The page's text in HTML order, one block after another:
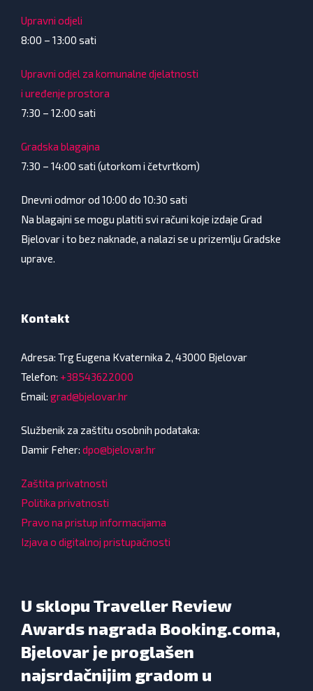
Upravni odjeli
8:00 – 13:00 sati
Upravni odjel za komunalne djelatnosti
i uređenje prostora
7:30 – 12:00 sati
Gradska blagajna
7:30 – 14:00 sati (utorkom i četvrtkom)
Dnevni odmor od 10:00 do 10:30 sati
Na blagajni se mogu platiti svi računi koje izdaje Grad
Bjelovar i to bez naknade, a nalazi se u prizemlju Gradske
uprave.
Kontakt
Adresa: Trg Eugena Kvaternika 2, 43000 Bjelovar
Telefon: +38543622000
Email: grad@bjelovar.hr
Službenik za zaštitu osobnih podataka:
Damir Feher: dpo@bjelovar.hr
Zaštita privatnosti
Politika privatnosti
Pravo na pristup informacijama
Izjava o digitalnoj pristupačnosti
U sklopu Traveller Review
Awards nagrada Booking.coma,
Bjelovar je proglašen
najsrdačnijim gradom u